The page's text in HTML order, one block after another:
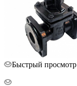
Быстрый просмотр